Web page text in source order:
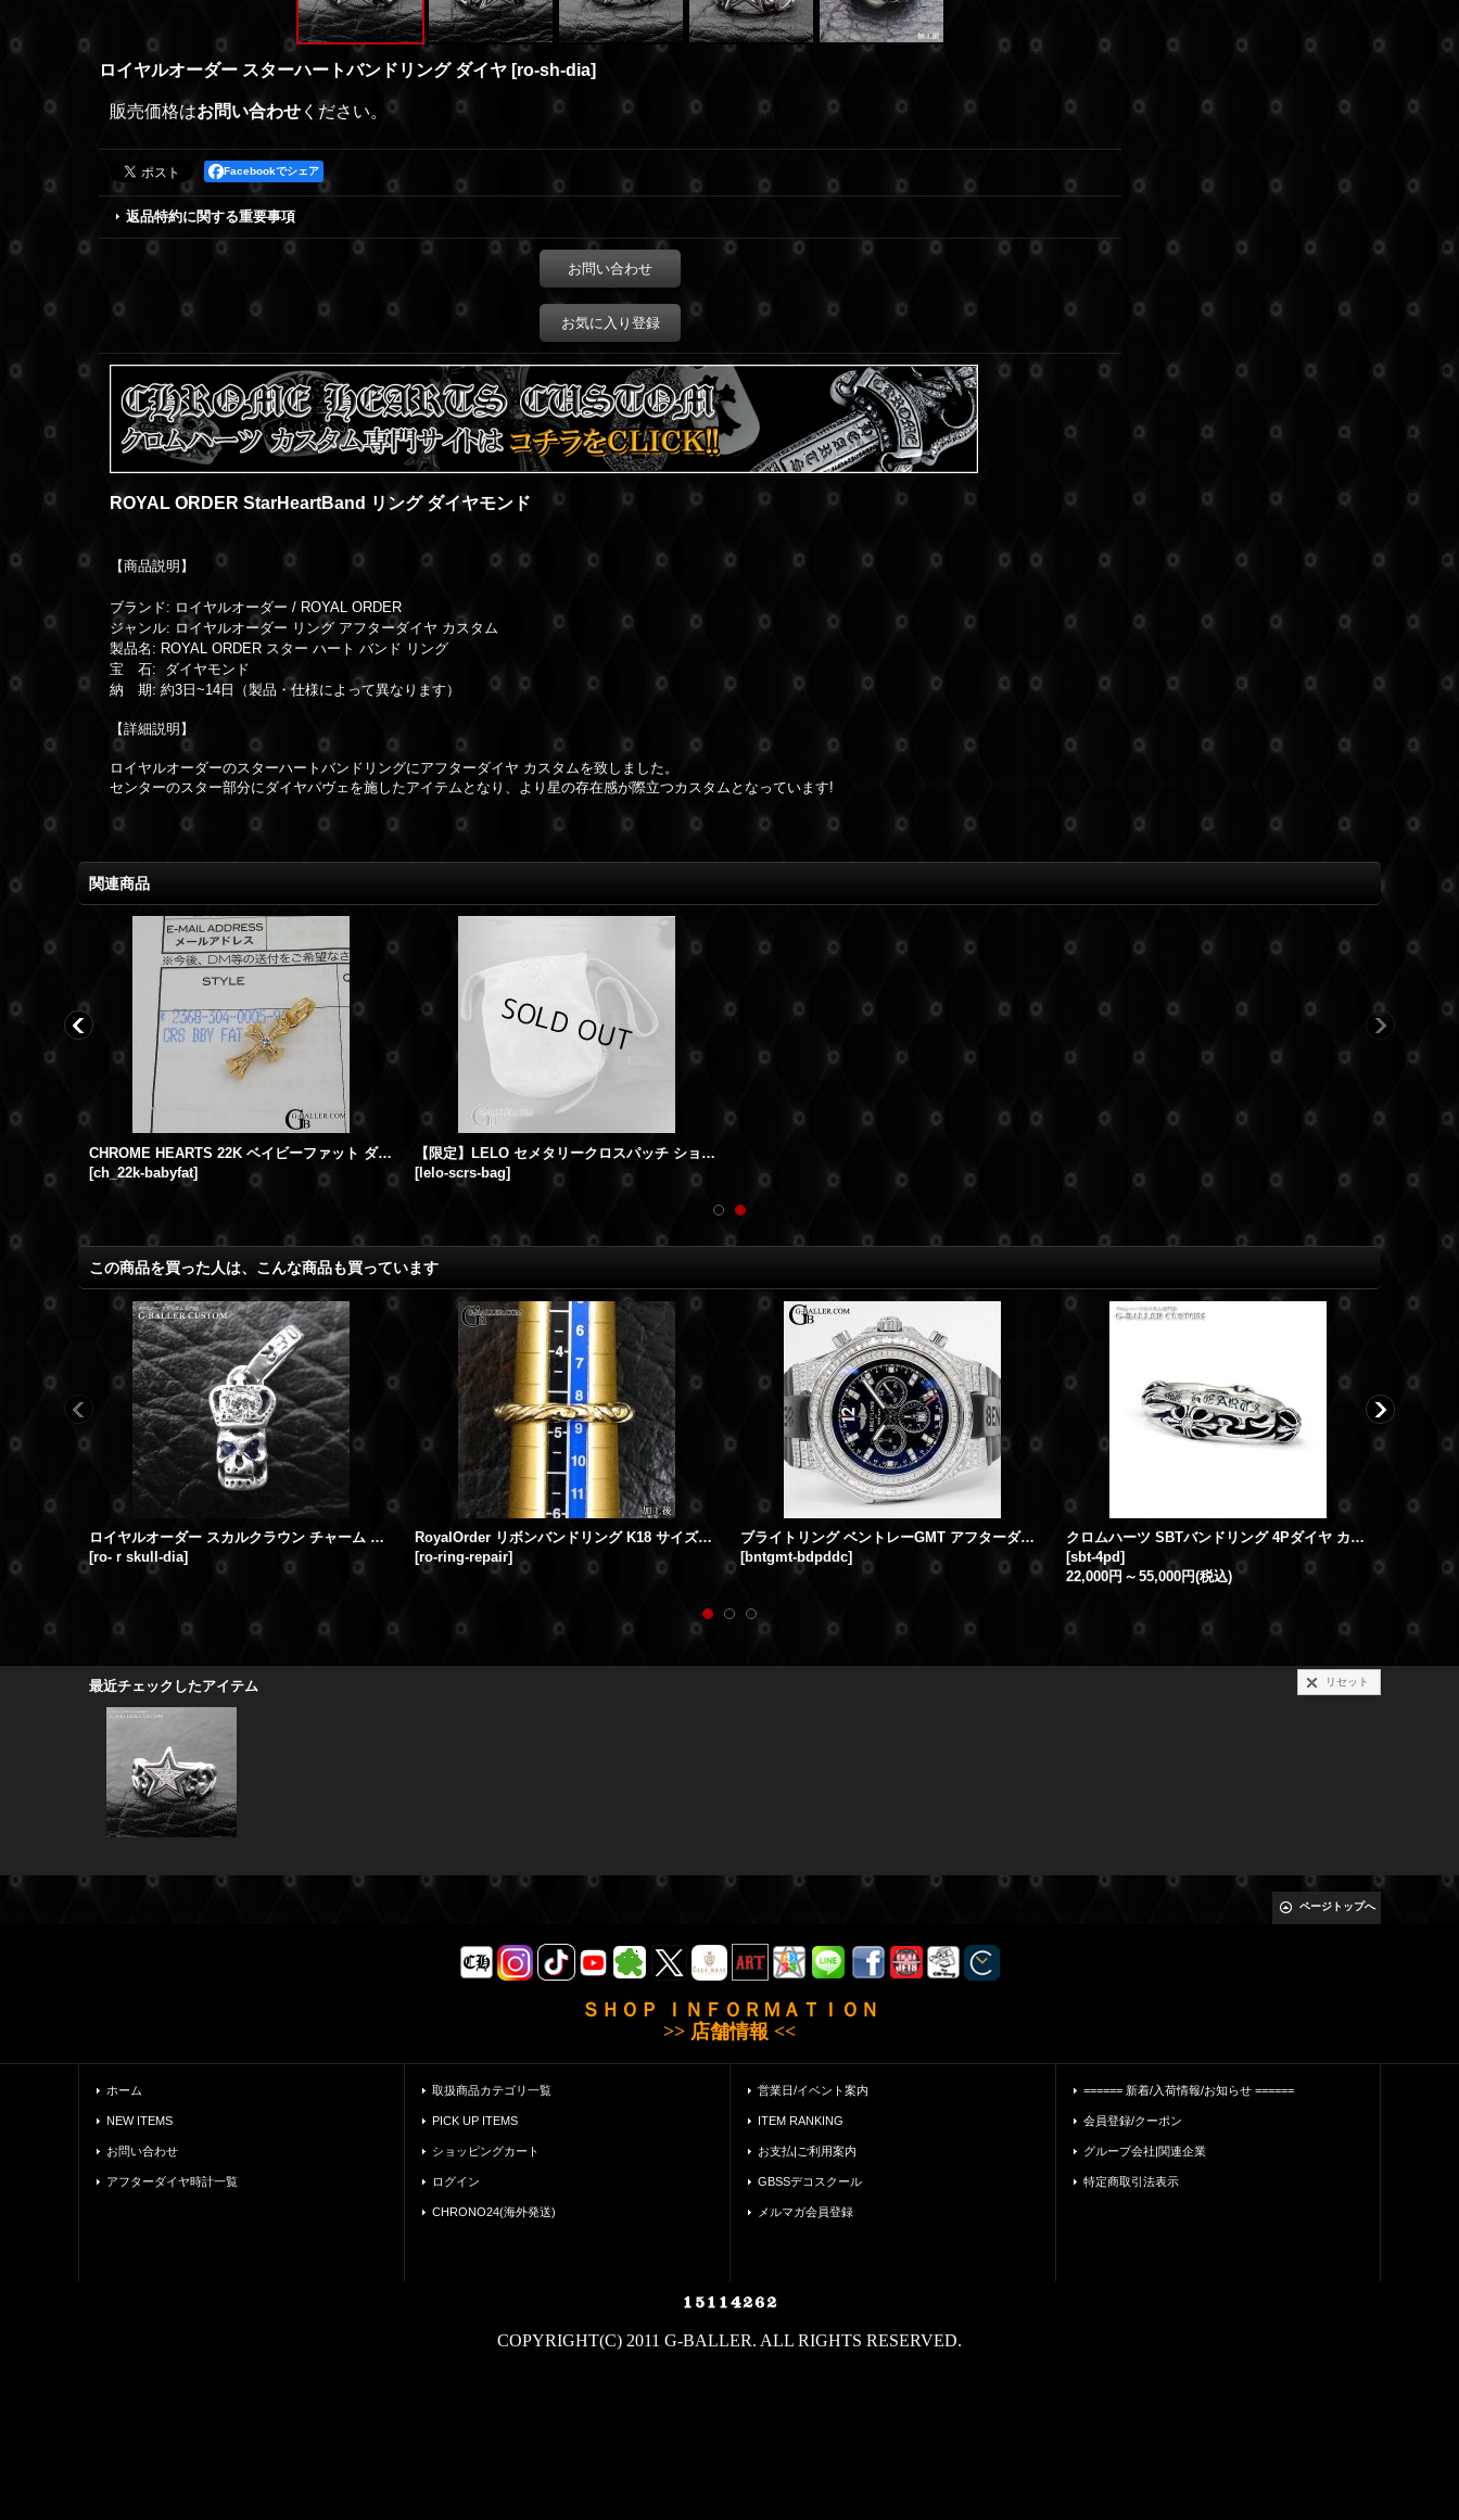
ロイヤルオーダー スターハートバンドリング ダイヤ [ro-sh-dia]
販売価格はお問い合わせ ください。
Facebookでシェア
返品特約に関する重要事項
お問い合わせ
お気に入り登録
ROYAL ORDER StarHeartBand リング ダイヤモンド
【商品説明】
ブランド: ロイヤルオーダー / ROYAL ORDER
ジャンル: ロイヤルオーダー リング アフターダイヤ カスタム
製品名: ROYAL ORDER スター ハート バンド リング
宝 石: ダイヤモンド
納 期: 約3日~14日（製品・仕様によって異なります）
【詳細説明】
ロイヤルオーダーのスターハートバンドリングにアフターダイヤ カスタムを致しました。
センターのスター部分にダイヤパヴェを施したアイテムとなり、より星の存在感が際立つカスタムとなっています!
関連商品
CHROME HEARTS 22K ベイビーファット ダイヤパヴェ
[ch_22k-babyfat]
【限定】LELO セメタリークロスパッチ ショルダーバッグ
[lelo-scrs-bag]
この商品を買った人は、こんな商品も買っています
ロイヤルオーダー スカルクラウン チャーム ダイヤ サファイア
[ro-ｒskull-dia]
RoyalOrder リボンバンドリング K18 サイズ直し ロイヤルオーダー修理
[ro-ring-repair]
ブライトリング ベントレーGMT アフターダイヤ バゲットダイヤベゼル ダイヤ文字盤 製作オーダー
[bntgmt-bdpddc]
クロムハーツ SBTバンドリング 4Pダイヤ カスタム
[sbt-4pd]
22,000円 ～ 55,000円(税込)
44,000円
最近チェックしたアイテム リセット
ページトップへ
ＳＨＯＰ ＩＮＦＯＲＭＡＴＩＯＮ
>> 店舗情報 <<
ホーム
NEW ITEMS
お問い合わせ
アフターダイヤ時計一覧
取扱商品カテゴリ一覧
PICK UP ITEMS
ショッピングカート
ログイン
CHRONO24(海外発送)
営業日/イベント案内
ITEM RANKING
お支払|ご利用案内
GBSSデコスクール
メルマガ会員登録
====== 新着/入荷情報/お知らせ ======
会員登録/クーポン
グループ会社|関連企業
特定商取引法表示
COPYRIGHT(C) 2011 G-BALLER. ALL RIGHTS RESERVED.